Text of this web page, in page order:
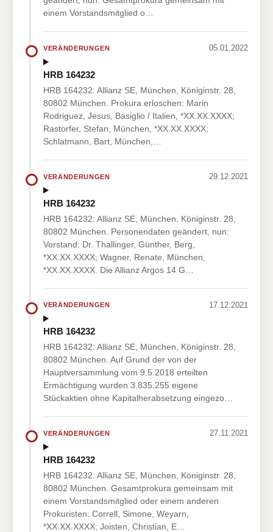
einem Vorstandsmitglied o…
VERÄNDERUNGEN 05.01.2022
HRB 164232
HRB 164232: Allianz SE, München, Königinstr. 28,
80802 München. Prokura erloschen: Marin
Rodriguez, Jesus, Basiglio / Italien, *XX.XX.XXXX;
Rastorfer, Stefan, München, *XX.XX.XXXX;
Schlatmann, Bart, München,…
VERÄNDERUNGEN 29.12.2021
HRB 164232
HRB 164232: Allianz SE, München, Königinstr. 28,
80802 München. Personendaten geändert, nun:
Vorstand: Dr. Thallinger, Günther, Berg,
*XX.XX.XXXX; Wagner, Renate, München,
*XX.XX.XXXX. Die Allianz Argos 14 G…
VERÄNDERUNGEN 17.12.2021
HRB 164232
HRB 164232: Allianz SE, München, Königinstr. 28,
80802 München. Auf Grund der von der
Hauptversammlung vom 9.5.2018 erteilten
Ermächtigung wurden 3.835.255 eigene
Stückaktien ohne Kapitalherabsetzung eingezo…
VERÄNDERUNGEN 27.11.2021
HRB 164232
HRB 164232: Allianz SE, München, Königinstr. 28,
80802 München. Gesamtprokura gemeinsam mit
einem Vorstandsmitglied oder einem anderen
Prokuristen: Correll, Simone, Weyarn,
*XX.XX.XXXX; Joisten, Christian, E…